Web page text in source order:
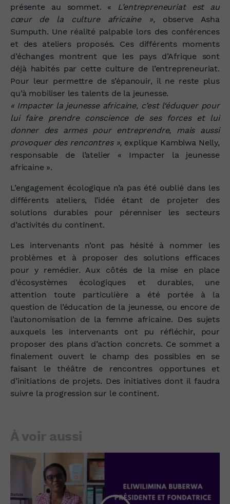
présente au sommet. « L’entrepreneuriat est au
cœur de la culture africaine », observe Asha
Sumputh. Une réalité palpable lors des conférences
et des ateliers proposés. Ces différents moments
d’échanges montrent que les pays d’Afrique sont
déjà habités par cette culture de l’entrepreneuriat.
Pour leur permettre de s’épanouir, il ne reste plus
qu’à mobiliser les talents de la jeunesse.
« Impacter la jeunesse africaine, c’est l‘éduquer pour
lui faire prendre conscience de ses forces et lui
donner des armes pour entreprendre, mais aussi
provoquer des rencontres », explique Kambiwa Nelly,
responsable de l’atelier « Impacter la jeunesse
africaine ».
L’engagement écologique n’a pas été oublié dans les
différents ateliers, l’idée étant de projeter des
solutions durables pour pérenniser les secteurs
d’activités du continent.
Les intervenants n’ont pas hésité à nommer les
problèmes et à proposer des solutions efficaces
pour y remédier. Aux côtés de la mise en place
d’écosystèmes écologiques et durables, une
attention toute particulière a été portée à la
question de l’éducation de la jeunesse, ou encore de
l’autonomisation de la femme africaine. Des sujets
auxquels les intervenants ont pu réfléchir, pour
proposer des plans d’action concrets. Ce sommet a
finalement ouvert le champ des possibles en se
faisant le théâtre de rencontres opportunes et
d’initiations de projets. Des initiatives dont il faudra
suivre la progression sur le continent.
À voir aussi